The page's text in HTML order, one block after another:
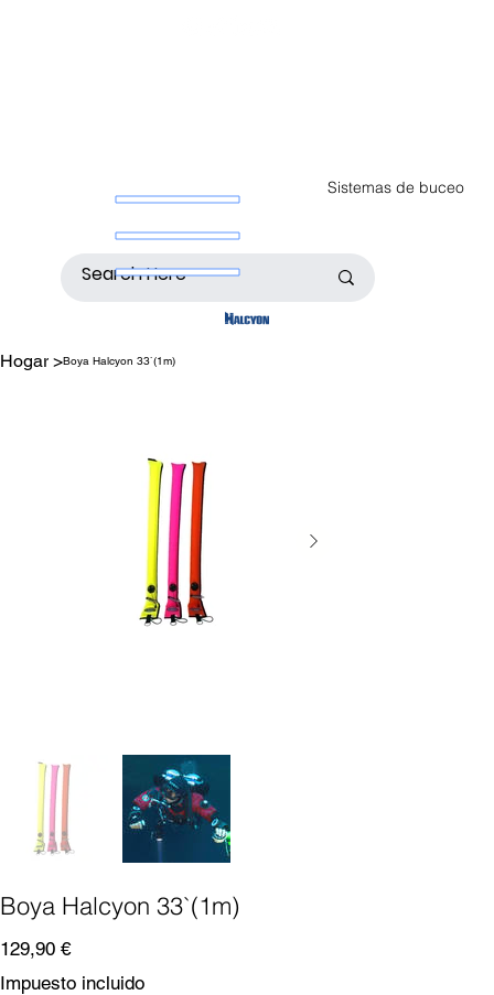
Sistemas de buceo
Hogar >Boya Halcyon 33`(1m)
Boya Halcyon 33`(1m)
Precio
129,90 €
Impuesto incluido